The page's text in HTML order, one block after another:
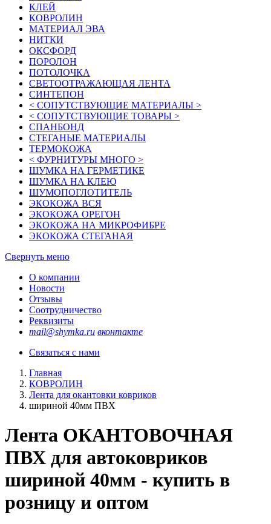
КЛЕЙ
КОВРОЛИН
МАТЕРИАЛ ЭВА
НИТКИ
ОКСФОРД
ПОРОЛОН
ПОТОЛОЧКА
СВЕТООТРАЖАЮЩАЯ ЛЕНТА
СИНТЕПОН
< СОПУТСТВУЮЩИЕ МАТЕРИАЛЫ >
< СОПУТСТВУЮЩИЕ ТОВАРЫ >
СПАНБОНД
СТЕГАНЫЕ МАТЕРИАЛЫ
ТЕРМОКОЖА
< ФУРНИТУРЫ МНОГО >
ШУМКА НА ГЕРМЕТИКЕ
ШУМКА НА КЛЕЮ
ШУМОПОГЛОТИТЕЛЬ
ЭКОКОЖА ВСЯ
ЭКОКОЖА ОРЕГОН
ЭКОКОЖА НА МИКРОФИБРЕ
ЭКОКОЖА СТЕГАНАЯ
Свернуть меню
О компании
Новости
Отзывы
Соотрудничество
Реквизиты
mail@shymka.ru вконтакте
Связаться с нами
Главная
КОВРОЛИН
Лента для окантовки ковриков
шириной 40мм ПВХ
Лента ОКАНТОВОЧНАЯ
ПВХ для автоковриков
шириной 40мм - купить в
розницу и оптом